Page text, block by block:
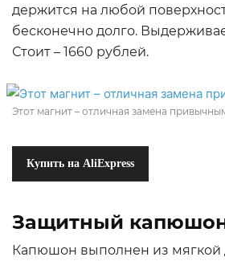
держится на любой
бесконечно долго.
Стоит – 1660 рублей.
Этот магнит – отличная замена
Купить на AliExpress
Защитный
Капюшон выполнен из мягкой